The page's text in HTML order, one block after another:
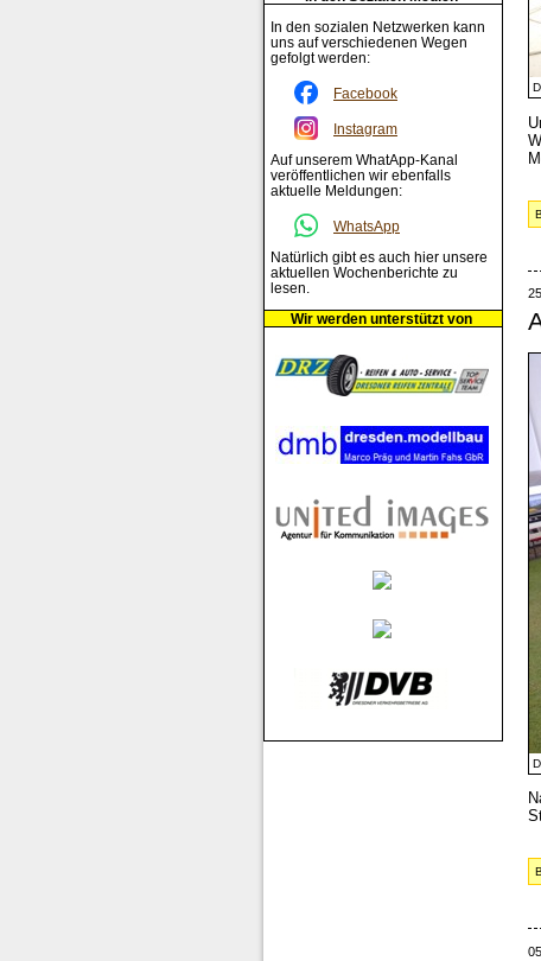
In den sozialen Netzwerken kann
uns auf verschiedenen Wegen
gefolgt werden:
Facebook
Instagram
Auf unserem WhatApp-Kanal
veröffentlichen wir ebenfalls
aktuelle Meldungen:
WhatsApp
Natürlich gibt es auch hier unsere
aktuellen Wochenberichte zu
lesen.
Wir werden unterstützt von